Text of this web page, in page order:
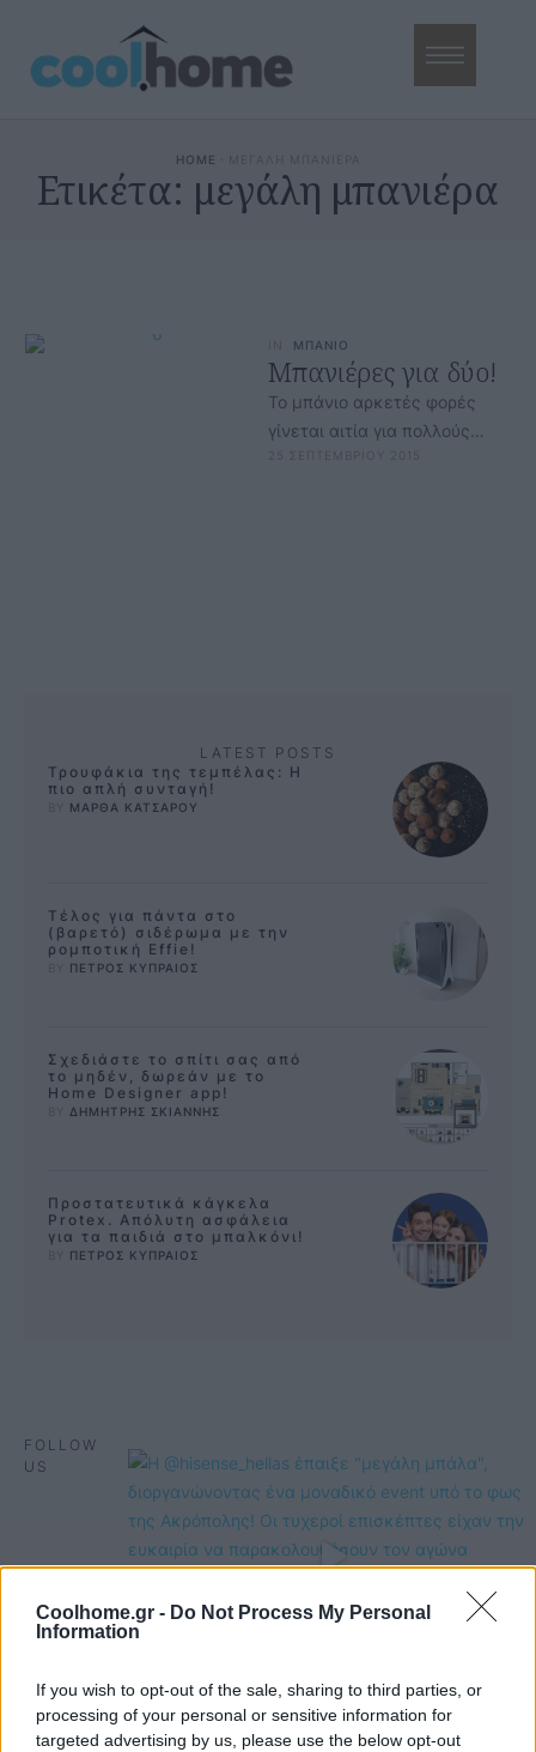
Coolhome.gr - Do Not Process My Personal
Information
If you wish to opt-out of the sale, sharing to third parties, or
processing of your personal or sensitive information for
targeted advertising by us, please use the below opt-out
HOME · ΜΕΓΑΛΗ ΜΠΑΝΙΕΡΑ
Ετικέτα: μεγάλη μπανιέρα
IN ΜΠΑΝΙΟ
Μπανιέρες για δύο!
Το μπάνιο αρκετές φορές
γίνεται αιτία για πολλούς
τσακωμούς καθώς οι ώρες
25 ΣΕΠΤΕΜΒΡΙΟΥ 2015
LATEST POSTS
Τρουφάκια της τεμπέλας: Η
πιο απλή συνταγή!
ΜΑΡΘΑ ΚΑΤΣΑΡΟΥ
Τέλος για πάντα στο
(βαρετό) σιδέρωμα με την
ρομποτική Effie!
ΠΕΤΡΟΣ ΚΥΠΡΑΙΟΣ
Σχεδιάστε το σπίτι σας από
το μηδέν, δωρεάν με το
Home Designer app!
ΔΗΜΗΤΡΗΣ ΣΚΙΑΝΝΗΣ
Προστατευτικά κάγκελα
Protex. Απόλυτη ασφάλεια
για τα παιδιά στο μπαλκόνι!
ΠΕΤΡΟΣ ΚΥΠΡΑΙΟΣ
FOLLOW
US